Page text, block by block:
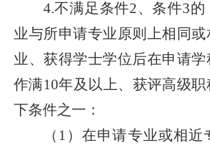
4.不满足条件2、条件3的
业与所申请专业原则上相同
业、获得学士学位后在申请
作满10年及以上、获评高级
下条件之一：
（ 1 ）在申请专业或相近